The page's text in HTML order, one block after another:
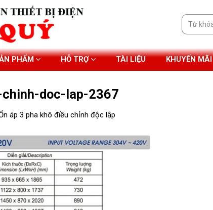
Tìm
kiếm:
PHẨM HỖ TRỢ TÀI LIỆU KHUYẾN MÃI
doc-lap-2367
áp 3 pha khô điều chỉnh độc lập